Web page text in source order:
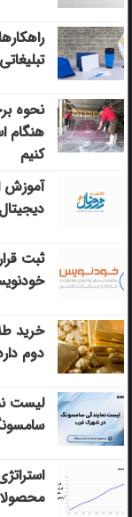
تبلیغاتی
نحوه
هنگام
کنیم
آموزش
دیجیتال
ثبت
خرید
دوم
لیست